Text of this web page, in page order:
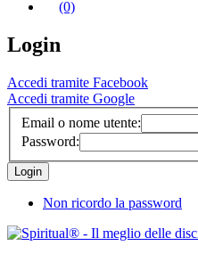
(0)
Login
Accedi tramite Facebook
Accedi tramite Google
Email o nome utente:
Password:
Non ricordo la password